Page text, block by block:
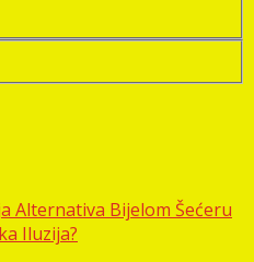
Alternativa Bijelom Šećeru
Iluzija?